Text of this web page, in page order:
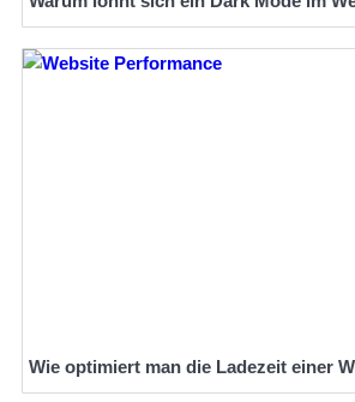
Wie optimiert man die Ladezeit einer